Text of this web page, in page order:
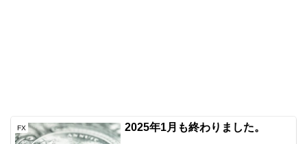
FX 2025年1月も終わりました。